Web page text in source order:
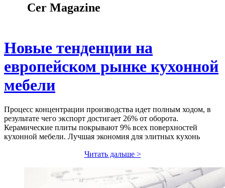
Cer Magazine
Новые тенденции на
европейском рынке кухонной
мебели
Процесс концентрации производства идет полным ходом, в
результате чего экспорт достигает 26% от оборота.
Керамические плиты покрывают 9% всех поверхностей
кухонной мебели. Лучшая экономия для элитных кухонь
Читать дальше >